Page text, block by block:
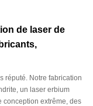
de laser de
réputé. Notre fabrication
un laser erbium
conception extrême, des